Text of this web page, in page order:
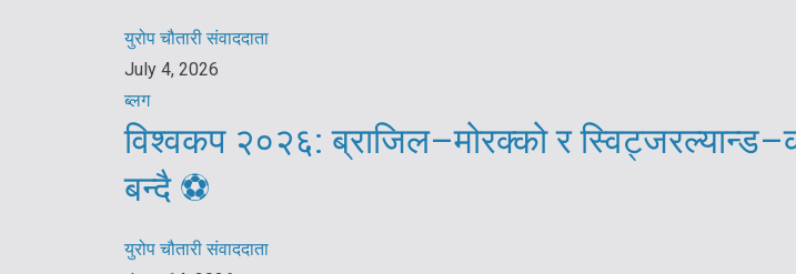
युरोप चौतारी संवाददाता
July 4, 2026
ब्लग
विश्वकप २०२६: ब्राजिल–मोरक्को र
बन्दै ⚽️
युरोप चौतारी संवाददाता